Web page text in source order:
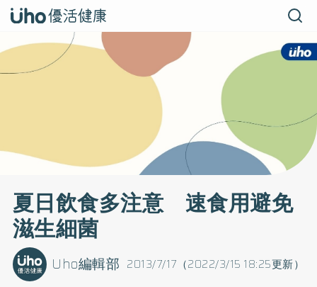
夏日飲食多注意 速食用避免
滋生細菌
2013/7/17（2022/3/15 18:25更新）
Uho編輯部